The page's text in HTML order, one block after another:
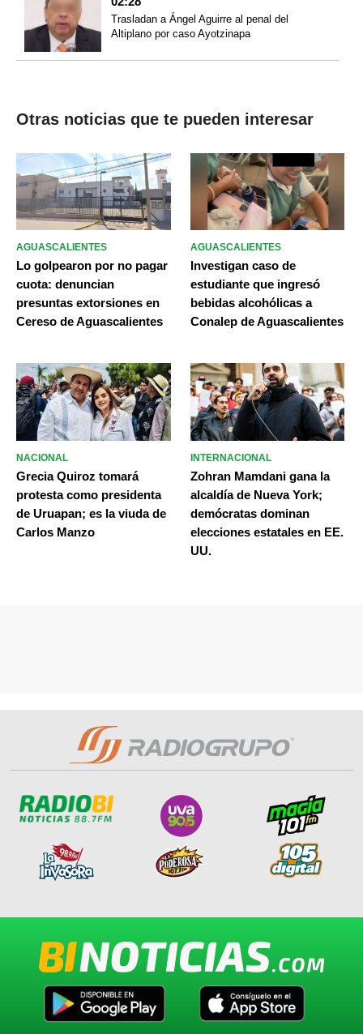
Trasladan a Ángel Aguirre al penal del
Altiplano por caso Ayotzinapa
Otras noticias que te pueden interesar
AGUASCALIENTES
Lo golpearon por no pagar
cuota: denuncian
presuntas extorsiones en
Cereso de Aguascalientes
AGUASCALIENTES
Investigan caso de
estudiante que ingresó
bebidas alcohólicas a
Conalep de Aguascalientes
NACIONAL
Grecia Quiroz tomará
protesta como presidenta
de Uruapan; es la viuda de
Carlos Manzo
INTERNACIONAL
Zohran Mamdani gana la
alcaldía de Nueva York;
demócratas dominan
elecciones estatales en EE.
UU.